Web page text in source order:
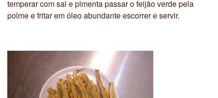
temperar com sal e pimenta passar o feijão verde pela
polme e fritar em óleo abundante escorrer e servir.